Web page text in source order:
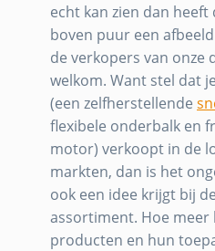
echt kan zien dan
boven puur een
de verkopers van onze
welkom. Want stel dat
(een zelfherstellende
flexibele onderbalk en
motor) verkoopt in de
markten, dan is het
ook een idee krijgt bij
assortiment. Hoe meer
producten en hun